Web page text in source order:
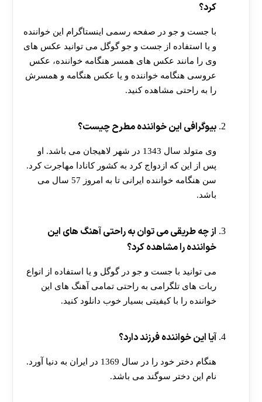
کرد؟
با جست و جو در صفحه رسمی اینستاگرام این خواننده
و یا استفاده از جست و جو گوگل می توانید عکس های
وی را مانند عکس های همسر هنگامه خواننده، عکس
عروسی هنگامه خواننده و یا عکس هنگامه و همسرش
را به راحتی مشاهده کنید.
بیوگرافی این خواننده مطرح چیست؟
وی متولد سال 1343 در شهر لاهیجان می باشد. او
پس از این که ازدواج کرد به کشور کانادا مهاجرت کرد.
سن هنگامه خواننده ایرانی تا به امروز 57 سال می
باشد.
از چه طریقی می توان به راحتی آهنگ های این
خواننده را مشاهده کرد؟
می توانید با جست و جو در گوگل و یا استفاده از انواع
ربات های تلگرامی به راحتی تمامی آهنگ های این
خواننده را با کیفیتی بسیار خوب دانلود کنید.
آیا این خواننده فرزند دارد؟
هنگام دختر خود را در سال 1369 در ایران به دنیا آورد.
نام این دختر سوگند می باشد.